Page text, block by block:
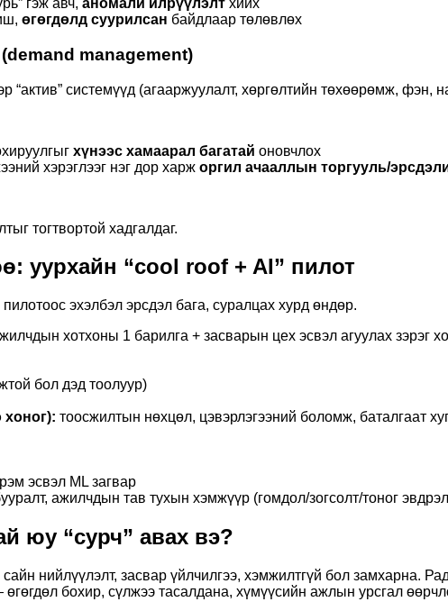
гэж авч, аномали илрүүлэлт хийх
өгөгдөлд суурилсан байдлаар төлөвлөх
management)
“актив” системүүд (агааржуулалт, хөргөлтийн төхөөрөмж, фэн,
хүнээс хамаарал багатай оновчлох
хэрэглээг нэг дор харж оргил ачааллын торгууль/
тогтвортой хадгалдаг.
уурхайн “cool roof + AI” пилот
эхэлбэл эрсдэл бага, суралцах хурд өндөр.
хотхоны 1 барилга + засварын цех эсвэл агуулах зэрэг
бол дэд тоолуур)
хоног): тоосжилтын нөхцөл, цэвэрлэгээний боломж, баталгаат
эсвэл ML загвар
ажилчдын тав тухын хэмжүүр (гомдол/зогсолт/тоног
юу “сурч” авах вэ?
нийлүүлэлт, засвар үйлчилгээ, хэмжилтгүй бол замхарна.
бохир, сүлжээ тасалдана, хүмүүсийн ажлын урсгал